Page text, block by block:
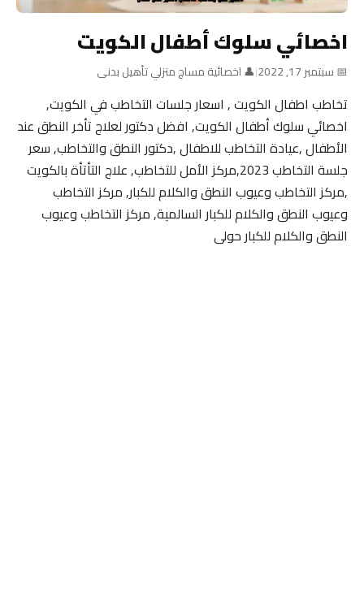
اخصائي سلوك أطفال الكويت
📅 سبتمبر 17, 2022 |👤 اخصائية مساج منزلي تأهيل بدنى
تخاطب اطفال الكويت , اسعار جلسات التخاطب في الكويت,
اخصائي سلوك أطفال الكويت, افضل دكتور لعلاج تأخر النطق عند
الأطفال ,عيادة التخاطب للاطفال ,دكتور النطق والتخاطب, سعر
جلسة التخاطب 2023,مركز الأمل للتخاطب, علاج التأتأة بالكويت
,مركز التخاطب وعيوب النطق والكلام للكبار, مركز التخاطب
وعيوب النطق والكلام للكبار السالمية, مركز التخاطب وعيوب
النطق والكلام للكبار حولى